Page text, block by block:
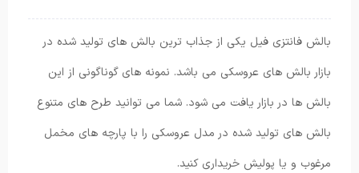
بالش فانتزی فیل یکی از جذاب ترین بالش های تولید شده در
بازار بالش های عروسکی می باشد. نمونه های گوناگونی از این
بالش ها در بازار یافت می شود. شما می توانید طرح های متنوع
بالش های تولید شده در مدل عروسکی را با پارچه های مخمل
مرغوب و یا پولیش خریداری کنید.